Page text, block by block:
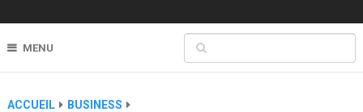
MENU
ACCUEIL
BUSINESS